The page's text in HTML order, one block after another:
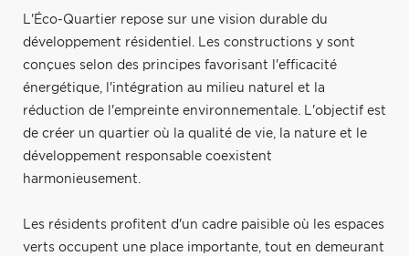
L'Éco-Quartier repose sur une vision durable du
développement résidentiel. Les constructions y sont
conçues selon des principes favorisant l'efficacité
énergétique, l'intégration au milieu naturel et la
réduction de l'empreinte environnementale. L'objectif est
de créer un quartier où la qualité de vie, la nature et le
développement responsable coexistent
harmonieusement.
Les résidents profitent d'un cadre paisible où les espaces
verts occupent une place importante, tout en demeurant